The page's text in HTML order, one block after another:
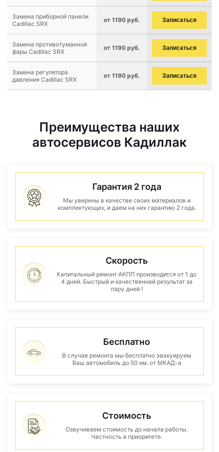
Замена приборной панели
Cadillac SRX
от 1190 руб. Записаться
Замена противотуманной
фары Cadillac SRX
от 1190 руб. Записаться
Замена регулятора
давления Cadillac SRX
от 1190 руб. Записаться
Преимущества наших
автосервисов Кадиллак
Гарантия 2 года
Мы уверены в качестве своих материалов и
комплектующих, и даем на них гарантию 2 года.
Скорость
Капитальный ремонт АКПП производится от 1 до
4 дней. Быстрый и качественнвй результат за
пару дней !
Бесплатно
В случае ремонта мы бесплатно эвакуируем
Ваш автомобиль до 50 км. от МКАД-а
Стоимость
Озвучиваем стоимость до начала работы.
Честность в приоритете.